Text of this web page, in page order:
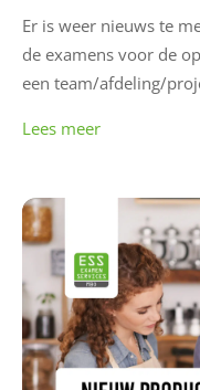
Er is weer nieuws te
de examens voor de
een team/afdeling/
Lees meer